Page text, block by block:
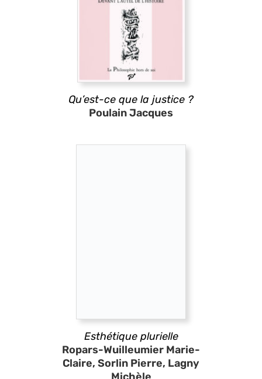
Qu’est-ce que la justice ?
Poulain Jacques
Esthétique plurielle
Ropars-Wuilleumier Marie-
Claire, Sorlin Pierre, Lagny